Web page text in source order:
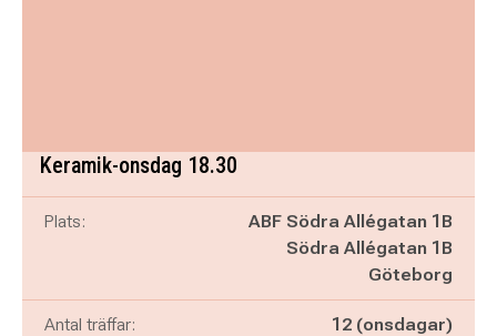
Keramik-onsdag 18.30
Plats:
ABF Södra Allégatan 1B
Södra Allégatan 1B
Göteborg
Antal träffar: 12 (onsdagar)